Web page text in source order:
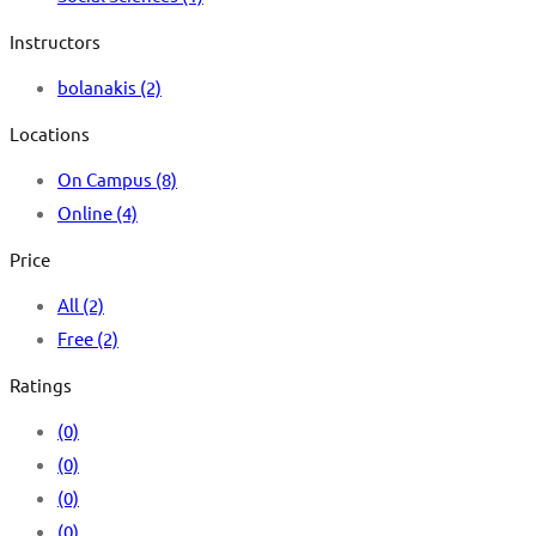
Instructors
bolanakis (2)
Locations
On Campus (8)
Online (4)
Price
All (2)
Free (2)
Ratings
(0)
(0)
(0)
(0)